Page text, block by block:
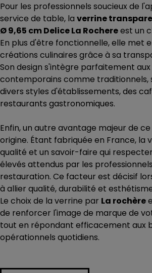
Pour les professionnels soucieux de
service de table, la verrine
Ø 9,65 cm Delice La Rochereest un
En plus d'être fonctionnelle, elle met
créations culinaires grâce à sa
Son design s'intègre parfaitement
contemporains comme traditionnels,
divers styles d'établissements, des
restaurants gastronomiques.
Enfin, un autre avantage majeur de
origine. Étant fabriquée en France, la
qualité et un savoir-faire qui
élevés attendus par les
restauration. Ce facteur est décisif
à allier qualité, durabilité et
Le choix de la verrine par La rochère
de renforcer l'image de marque de
tout en répondant efficacement aux
opérationnels quotidiens.